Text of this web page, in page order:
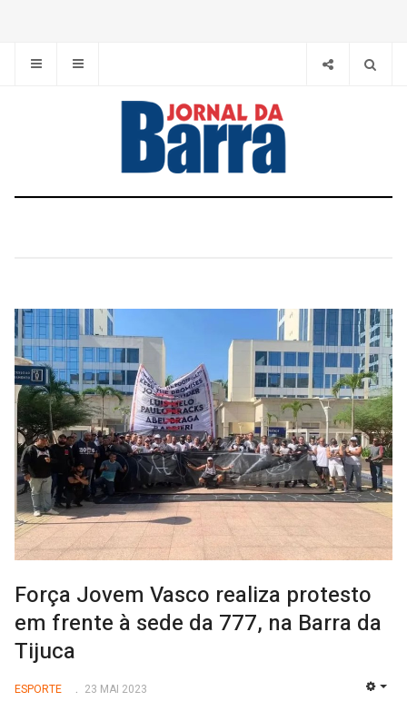
Força Jovem Vasco realiza protesto
em frente à sede da 777, na Barra da
Tijuca
ESPORTE 23 MAI 2023